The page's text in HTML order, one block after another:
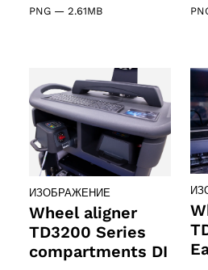
PNG — 2.61MB
ИЗОБРАЖЕНИЕ
Wheel aligner
TD3200 Series
compartments DI